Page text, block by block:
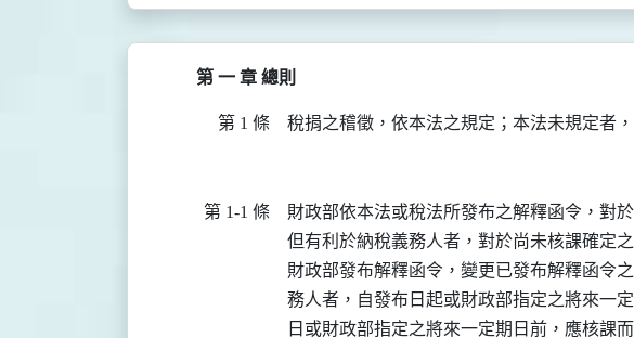
第 一 章 總則
第 1 條 稅捐之稽徵，依本法之規定；本法未規定者
第 1-1 條
財政部依本法或稅法所發布之解釋函令，對
但有利於納稅義務人者，對於尚未核課確定
財政部發布解釋函令，變更已發布解釋函令
務人者，自發布日起或財政部指定之將來一
日或財政部指定之將來一定期日前，應核課